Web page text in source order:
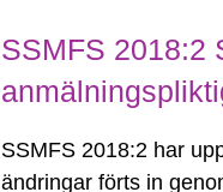
SSMFS 2018:2
SSMFS 2018:2 har
ändringar förts in